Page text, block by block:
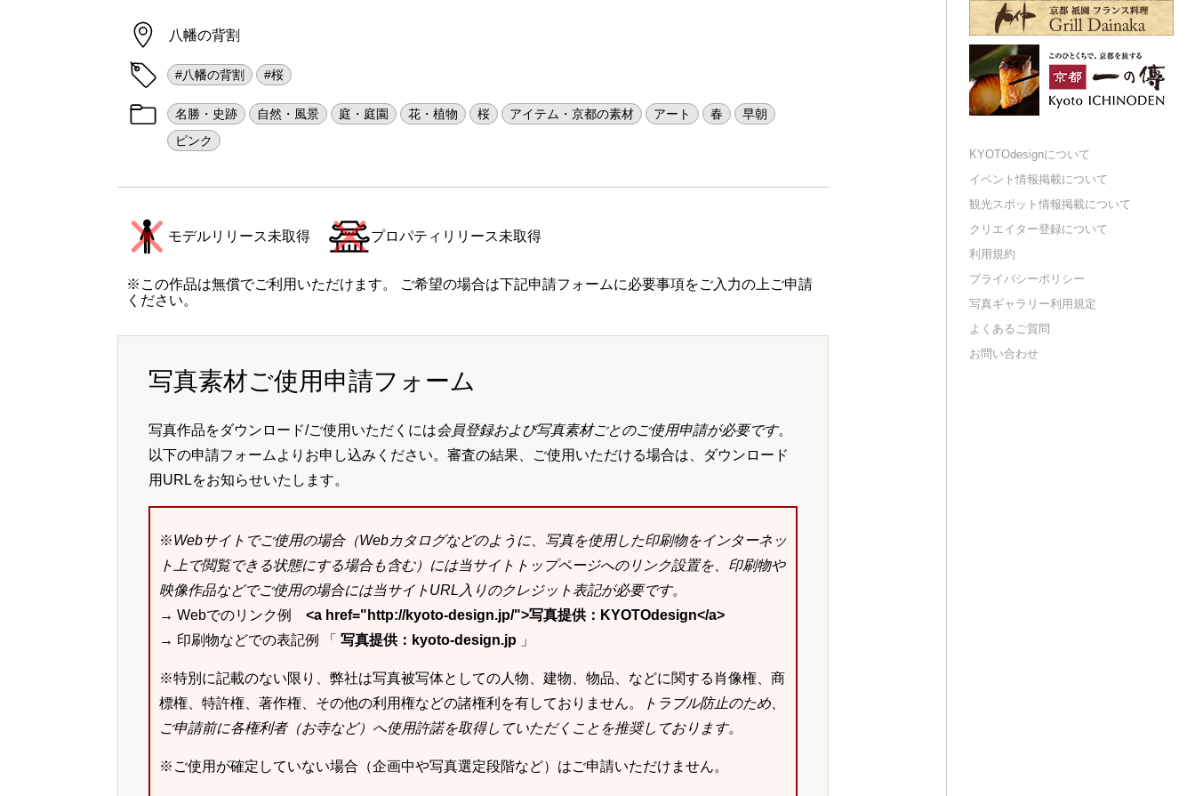
八幡の背割
#八幡の背割 #桜
名勝・史跡 自然・風景 庭・庭園 花・植物 桜 アイテム・京都の素材 アート 春
早朝
ピンク
モデルリリース未取得 プロパティリリース未取得
※この作品は無償でご利用いただけます。 ご希望の場合は下記申請フォームに必要事項をご入力の上ご申請
ください。
写真素材ご使用申請フォーム
写真作品をダウンロード/ご使用いただくには会員登録および写真素材ごとのご使用申請が必要です。
以下の申請フォームよりお申し込みください。審査の結果、ご使用いただける場合は、ダウンロード
用URLをお知らせいたします。
※Webサイトでご使用の場合（Webカタログなどのように、写真を使用した印刷物をインターネッ
ト上で閲覧できる状態にする場合も含む）には当サイトトップページへのリンク設置を、印刷物や
映像作品などでご使用の場合には当サイトURL入りのクレジット表記が必要です。
→ Webでのリンク例 <a href="http://kyoto-design.jp/">写真提供：KYOTOdesign</a>
→ 印刷物などでの表記例 「 写真提供：kyoto-design.jp 」
※特別に記載のない限り、弊社は写真被写体としての人物、建物、物品、などに関する肖像権、商
標権、特許権、著作権、その他の利用権などの諸権利を有しておりません。
トラブル防止のため、
ご申請前に各権利者（お寺など）へ使用許諾を取得していただくことを推奨しております。
※ご使用が確定していない場合（企画中や写真選定段階など）はご申請いただけません。
KYOTOdesignについて
イベント情報掲載について
観光スポット情報掲載について
クリエイター登録について
利用規約
プライバシーポリシー
写真ギャラリー利用規定
よくあるご質問
お問い合わせ